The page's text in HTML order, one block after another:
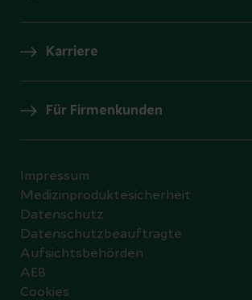
Karriere
Für Firmenkunden
Impressum
Medizinproduktesicherheit
Datenschutz
Datenschutzbeauftragte
Aufsichtsbehörden
AEB
Cookies